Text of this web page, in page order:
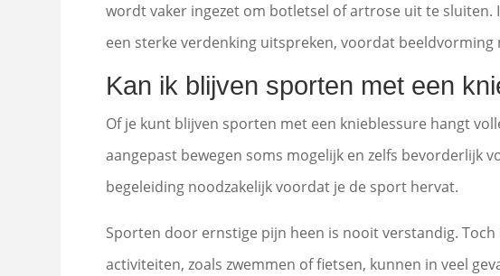
wordt vaker ingezet om botletsel of artrose uit te sluiten.
een sterke verdenking uitspreken, voordat beeldvorming
Kan ik blijven sporten met een
Of je kunt blijven sporten met een knieblessure hangt
aangepast bewegen soms mogelijk en zelfs bevorderlijk
begeleiding noodzakelijk voordat je de sport hervat.
Sporten door ernstige pijn heen is nooit verstandig.
activiteiten, zoals zwemmen of fietsen, kunnen in veel